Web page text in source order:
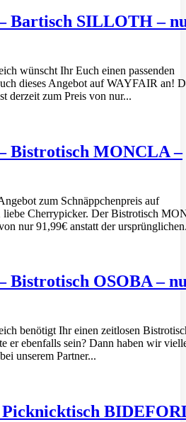
Bartisch SILLOTH –
wünscht Ihr Euch einen passenden
dieses Angebot auf WAYFAIR an!
derzeit zum Preis von nur...
Bistrotisch MONCLA –
zum Schnäppchenpreis auf
Cherrypicker. Der Bistrotisch
nur 91,99€ anstatt der
Bistrotisch OSOBA –
benötigt Ihr einen zeitlosen
er ebenfalls sein? Dann haben wir
unserem Partner...